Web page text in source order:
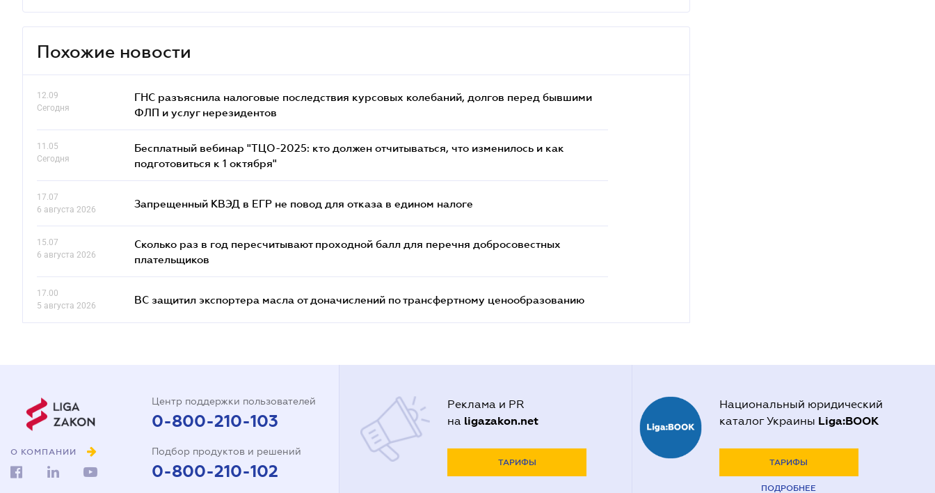
Похожие новости
12.09
Сегодня
ГНС разъяснила налоговые последствия курсовых колебаний, долгов перед бывшими
ФЛП и услуг нерезидентов
11.05
Сегодня
Бесплатный вебинар "ТЦО-2025: кто должен отчитываться, что изменилось и как
подготовиться к 1 октября"
17.07
6 августа 2026
Запрещенный КВЭД в ЕГР не повод для отказа в едином налоге
15.07
6 августа 2026
Сколько раз в год пересчитывают проходной балл для перечня добросовестных
плательщиков
17.00
5 августа 2026
ВС защитил экспортера масла от доначислений по трансфертному ценообразованию
О КОМПАНИИ
Центр поддержки пользователей
0-800-210-103
Подбор продуктов и решений
0-800-210-102
Реклама и PR
на ligazakon.net
ТАРИФЫ
Национальный юридический
каталог Украины Liga:BOOK
ТАРИФЫ
ПОДРОБНЕЕ